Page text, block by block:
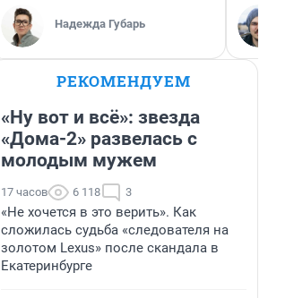
Надежда Губарь
РЕКОМЕНДУЕМ
«Ну вот и всё»: звезда
«Дома-2» развелась с
молодым мужем
17 часов 6 118 3
«Не хочется в это верить». Как
сложилась судьба «следователя на
золотом Lexus» после скандала в
Екатеринбурге